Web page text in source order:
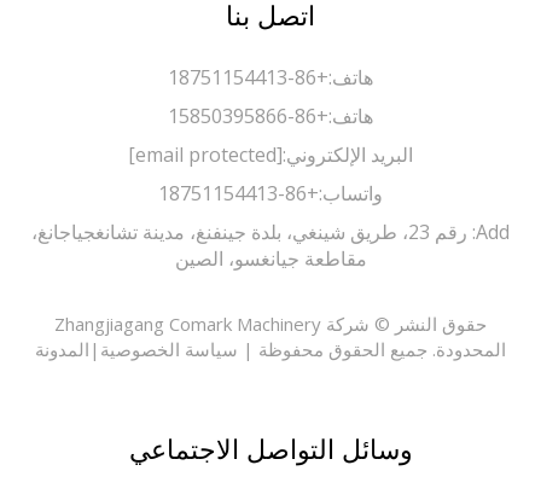
اتصل بنا
+86-18751154413
+86-15850395866
البريد الإلكتروني:[email protected]
واتساب:+86-18751154413
Add: رقم 23، طريق شينغي، بلدة جينفنغ، مدينة تشانغجياجانغ،
مقاطعة جيانغسو، الصين
حقوق النشر © شركة Zhangjiagang Comark Machinery
جميع الحقوق محفوظة |سياسة الخصوصية|المدونة
وسائل التواصل الاجتماعي